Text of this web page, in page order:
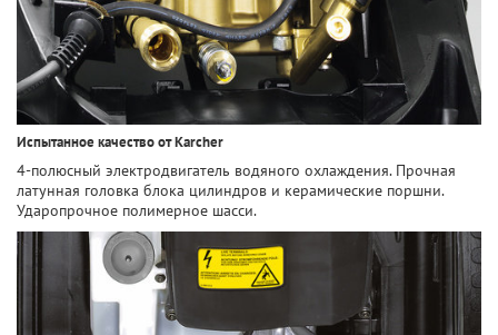
Испытанное качество от Karcher
4-полюсный электродвигатель водяного охлаждения. Прочная
латунная головка блока цилиндров и керамические поршни.
Ударопрочное полимерное шасси.